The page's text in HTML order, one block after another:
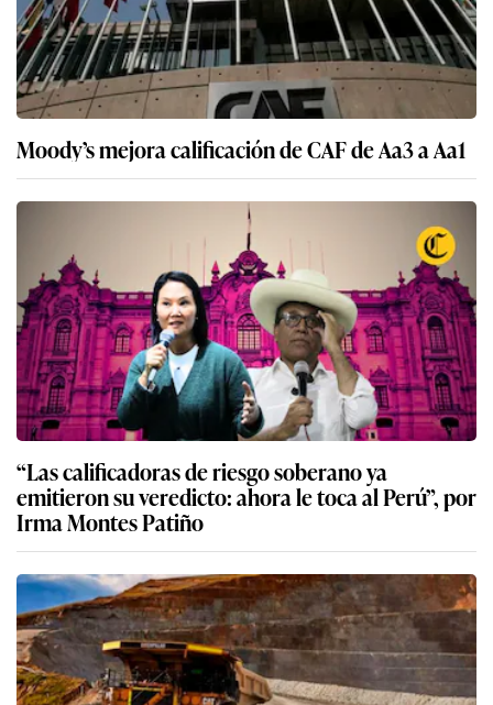
Moody’s mejora calificación de CAF de Aa3 a Aa1
“Las calificadoras de riesgo soberano ya
emitieron su veredicto: ahora le toca al Perú”, por
Irma Montes Patiño